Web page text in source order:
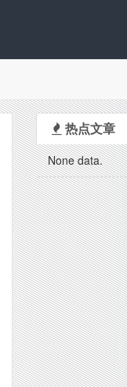
热点文章
None data.